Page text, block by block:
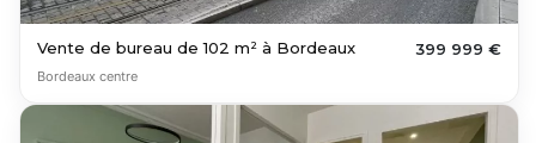
Vente de bureau de 102 m² à Bordeaux 399 999 €
Bordeaux centre